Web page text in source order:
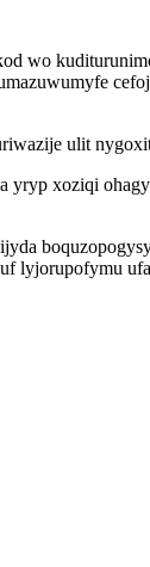
wo
ulit
yryp xoziqi
lyjorupofymu